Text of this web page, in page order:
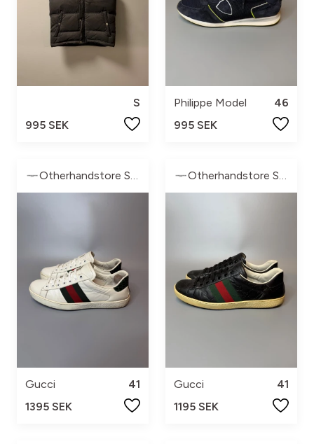
S
995 SEK
Philippe Model
46
995 SEK
Gucci
41
1395 SEK
Gucci
41
1195 SEK